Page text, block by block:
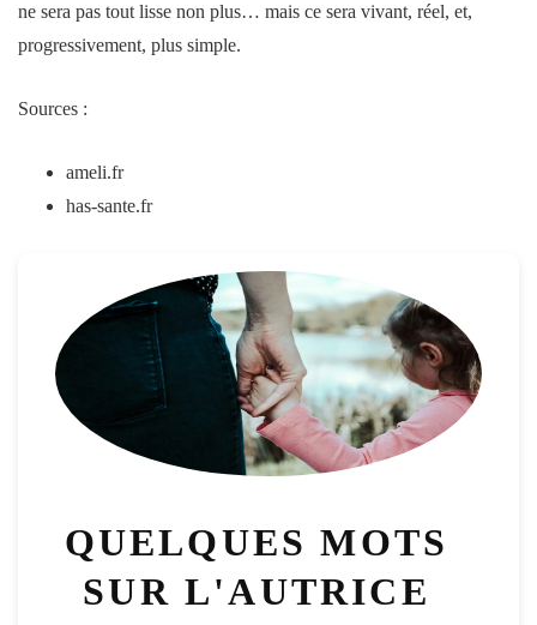
ne sera pas tout lisse non plus… mais ce sera vivant, réel, et,
progressivement, plus simple.
Sources :
ameli.fr
has-sante.fr
QUELQUES MOTS
SUR L'AUTRICE